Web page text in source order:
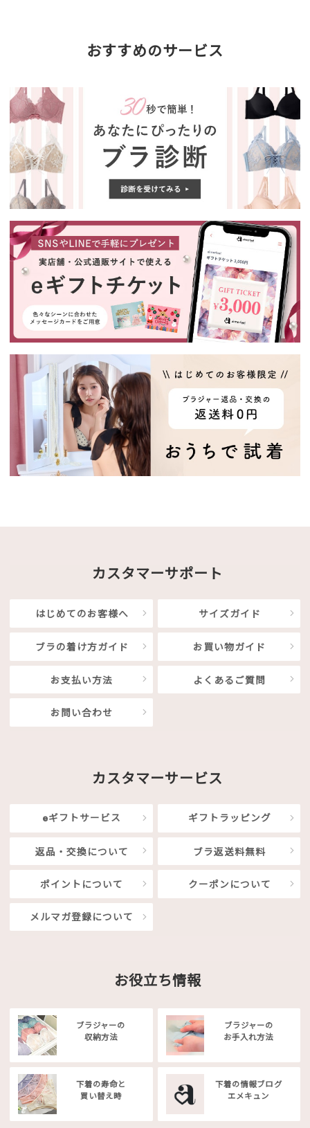
おすすめのサービス
カスタマーサポート
はじめてのお客様へ サイズガイド
ブラの着け方ガイド お買い物ガイド
お支払い方法 よくあるご質問
お問い合わせ
カスタマーサービス
eギフトサービス ギフトラッピング
返品・交換について ブラ返送料無料
ポイントについて クーポンについて
メルマガ登録について
お役立ち情報
ブラジャーの
収納方法
ブラジャーの
お手入れ方法
下着の寿命と
買い替え時
下着の情報ブログ
エメキュン